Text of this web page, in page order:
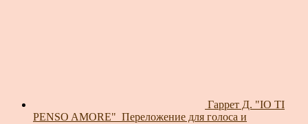
Гаррет Д. "IO TI
PENSO AMORE"_Переложение для голоса и